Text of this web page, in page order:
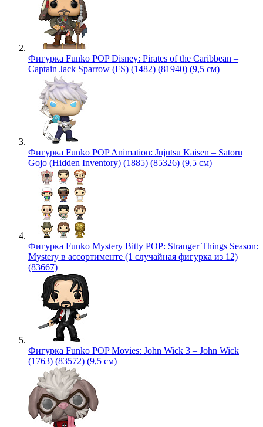
Фигурка Funko POP Disney: Pirates of the Caribbean –
Captain Jack Sparrow (FS) (1482) (81940) (9,5 см)
Фигурка Funko POP Animation: Jujutsu Kaisen – Satoru
Gojo (Hidden Inventory) (1885) (85326) (9,5 см)
Фигурка Funko Mystery Bitty POP: Stranger Things Season:
Mystery в ассортименте (1 случайная фигурка из 12)
(83667)
Фигурка Funko POP Movies: John Wick 3 – John Wick
(1763) (83572) (9,5 см)